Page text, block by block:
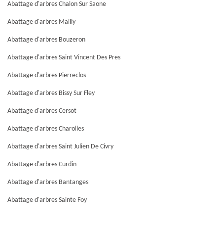
Abattage d'arbres Chalon Sur Saone
Abattage d'arbres Mailly
Abattage d'arbres Bouzeron
Abattage d'arbres Saint Vincent Des Pres
Abattage d'arbres Pierreclos
Abattage d'arbres Bissy Sur Fley
Abattage d'arbres Cersot
Abattage d'arbres Charolles
Abattage d'arbres Saint Julien De Civry
Abattage d'arbres Curdin
Abattage d'arbres Bantanges
Abattage d'arbres Sainte Foy